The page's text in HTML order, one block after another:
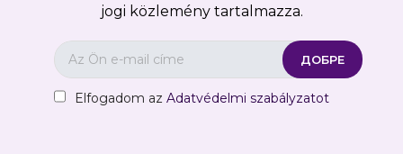
jogi közlemény tartalmazza.
Elfogadom az Adatvédelmi szabályzatot
Отказ Create wishlist